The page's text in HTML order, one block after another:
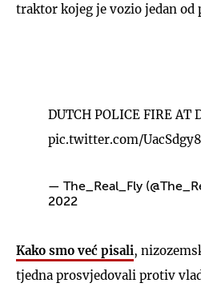
traktor kojeg je vozio jedan od
DUTCH POLICE FIRE AT
pic.twitter.com/
— The_Real_Fly
2022
Kako smo već pisali,
tjedna prosvjedovali protiv